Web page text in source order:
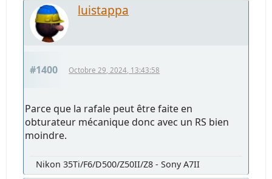
luistappa
#1400 Octobre 29, 2024, 13:43:58
Parce que la rafale peut être faite en
obturateur mécanique donc avec un RS bien
moindre.
Nikon 35Ti/F6/D500/Z50II/Z8 - Sony A7II